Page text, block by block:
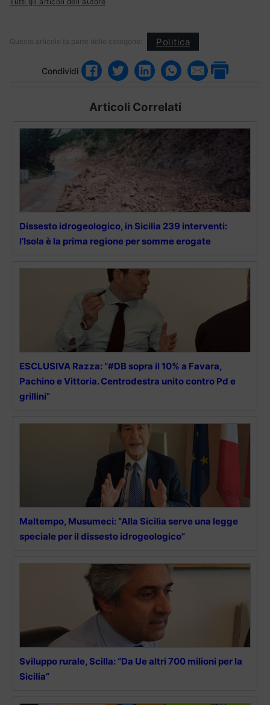
Questo articolo fa parte delle categorie: Politica
Condividi
Articoli Correlati
Dissesto idrogeologico, in Sicilia 239 interventi:
l’Isola è la prima regione per somme erogate
ESCLUSIVA Razza: “#DB sopra il 10% a Favara,
Pachino e Vittoria. Centrodestra unito contro Pd e
grillini”
Maltempo, Musumeci: “Alla Sicilia serve una legge
speciale per il dissesto idrogeologico”
Sviluppo rurale, Scilla: “Da Ue altri 700 milioni per la
Sicilia”